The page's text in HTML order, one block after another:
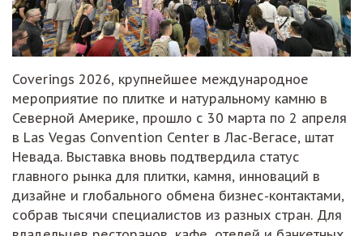
Coverings 2026, крупнейшее международное
мероприятие по плитке и натуральному камню в
Северной Америке, прошло с 30 марта по 2 апреля
в Las Vegas Convention Center в Лас-Вегасе, штат
Невада. Выставка вновь подтвердила статус
главного рынка для плитки, камня, инноваций в
дизайне и глобального обмена бизнес-контактами,
собрав тысячи специалистов из разных стран. Для